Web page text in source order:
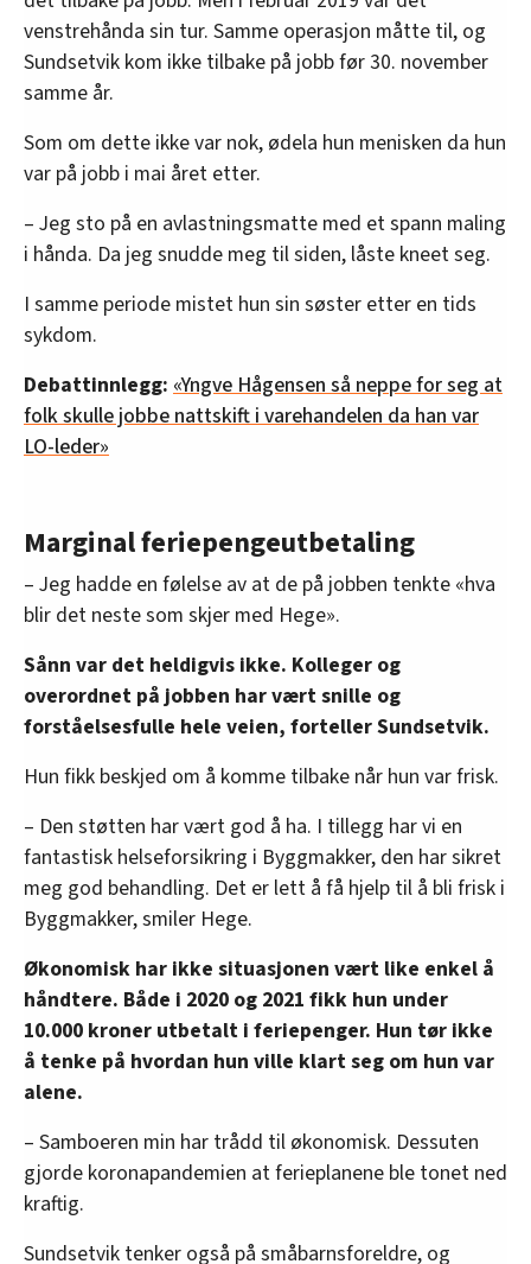
venstrehånda sin tur. Samme operasjon måtte til, og
Sundsetvik kom ikke tilbake på jobb før 30. november
samme år.
Som om dette ikke var nok, ødela hun menisken da hun
var på jobb i mai året etter.
– Jeg sto på en avlastningsmatte med et spann maling
i hånda. Da jeg snudde meg til siden, låste kneet seg.
I samme periode mistet hun sin søster etter en tids
sykdom.
Debattinnlegg: «Yngve Hågensen så neppe for seg at
folk skulle jobbe nattskift i varehandelen da han var
LO-leder»
Marginal feriepengeutbetaling
– Jeg hadde en følelse av at de på jobben tenkte «hva
blir det neste som skjer med Hege».
Sånn var det heldigvis ikke. Kolleger og
overordnet på jobben har vært snille og
forståelsesfulle hele veien, forteller Sundsetvik.
Hun fikk beskjed om å komme tilbake når hun var frisk.
– Den støtten har vært god å ha. I tillegg har vi en
fantastisk helseforsikring i Byggmakker, den har sikret
meg god behandling. Det er lett å få hjelp til å bli frisk i
Byggmakker, smiler Hege.
Økonomisk har ikke situasjonen vært like enkel å
håndtere. Både i 2020 og 2021 fikk hun under
10.000 kroner utbetalt i feriepenger. Hun tør ikke
å tenke på hvordan hun ville klart seg om hun var
alene.
– Samboeren min har trådd til økonomisk. Dessuten
gjorde koronapandemien at ferieplanene ble tonet ned
kraftig.
Sundsetvik tenker også på småbarnsforeldre, og